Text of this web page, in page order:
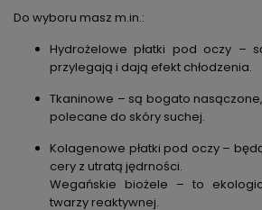
Do wyboru masz m.in.:
Hydrożelowe płatki pod oczy –
przylegają i dają efekt chłodzenia.
Tkaninowe – są bogato
polecane do skóry suchej.
Kolagenowe płatki pod oczy–
cery z utratą jędrności.
Wegańskie biożele – to
twarzy reaktywnej.